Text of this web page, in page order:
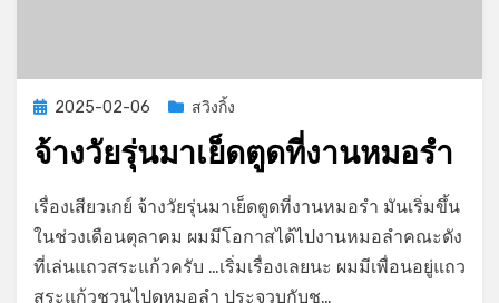
Posted
2025-02-06 สวิงกิ้ง
จ้างวัยรุ่นมาเย็ดตูดที่งานหมอรำ
GayStory
Leave a comment
on
จ้าง
วัย
รุ่น
มา
เรื่องเสียวเกย์ จ้างวัยรุ่นมาเย็ดตูดที่งานหมอรำ มันเริ่มขึ้น
ในช่วงเดือนตุลาคม ผมมีโอกาสได้ไปงานหมอลำคณะดัง
ที่เล่นแถวสระแก้วครับ …เริ่มเรื่องเลยนะ ผมมีเพื่อนอยู่แถว
สระแก้วชวนไปดูหมอลำ ประจวบกับช…